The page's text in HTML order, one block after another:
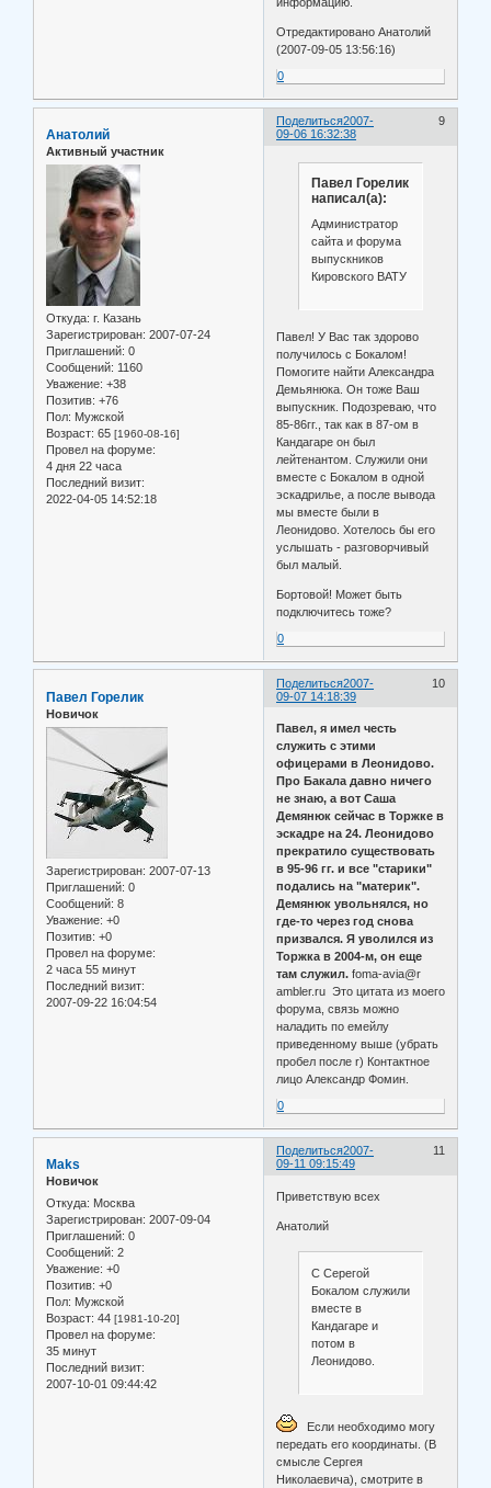
Отредактировано Анатолий
(2007-09-05 13:56:16)
0
Поделиться 9
2007-
09-06 16:32:38
Анатолий
Активный участник
Откуда: г. Казань
Зарегистрирован: 2007-07-24
Приглашений: 0
Сообщений: 1160
Уважение: +38
Позитив: +76
Пол: Мужской
Возраст: 65 [1960-08-16]
Провел на форуме:
4 дня 22 часа
Последний визит:
2022-04-05 14:52:18
Павел Горелик
написал(а):
Администратор
сайта и форума
выпускников
Кировского ВАТУ
Павел! У Вас так здорово
получилось с Бокалом!
Помогите найти Александра
Демьянюка. Он тоже Ваш
выпускник. Подозреваю, что
85-86гг., так как в 87-ом в
Кандагаре он был
лейтенантом. Служили они
вместе с Бокалом в одной
эскадрилье, а после вывода
мы вместе были в
Леонидово. Хотелось бы его
услышать - разговорчивый
был малый.
Бортовой! Может быть
подключитесь тоже?
0
Поделиться 10
2007-
09-07 14:18:39
Павел Горелик
Новичок
Зарегистрирован: 2007-07-13
Приглашений: 0
Сообщений: 8
Уважение: +0
Позитив: +0
Провел на форуме:
2 часа 55 минут
Последний визит:
2007-09-22 16:04:54
Павел, я имел честь
служить с этими
офицерами в Леонидово.
Про Бакала давно ничего
не знаю, а вот Саша
Демянюк сейчас в Торжке в
эскадре на 24. Леонидово
прекратило существовать
в 95-96 гг. и все "старики"
подались на "материк".
Демянюк увольнялся, но
где-то через год снова
призвался. Я уволился из
Торжка в 2004-м, он еще
там служил.foma-avia@r
ambler.ru Это цитата из моего
форума, связь можно
наладить по емейлу
приведенному выше (убрать
пробел после r) Контактное
лицо Александр Фомин.
0
Поделиться 11
2007-
09-11 09:15:49
Maks
Новичок
Откуда: Москва
Зарегистрирован: 2007-09-04
Приглашений: 0
Сообщений: 2
Уважение: +0
Позитив: +0
Пол: Мужской
Возраст: 44 [1981-10-20]
Провел на форуме:
35 минут
Последний визит:
2007-10-01 09:44:42
Приветствую всех
Анатолий
С Серегой
Бокалом служили
вместе в
Кандагаре и
потом в
Леонидово.
Если необходимо могу
передать его координаты. (В
смысле Сергея
Николаевича), смотрите в